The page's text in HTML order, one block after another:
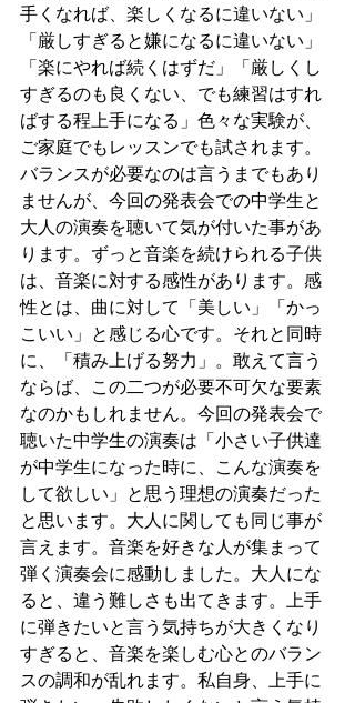
手くなれば、楽しくなるに違いない」
「厳しすぎると嫌になるに違いない」
「楽にやれば続くはずだ」「厳しくし
すぎるのも良くない、でも練習はすれ
ばする程上手になる」色々な実験が、
ご家庭でもレッスンでも試されます。
バランスが必要なのは言うまでもあり
ませんが、今回の発表会での中学生と
大人の演奏を聴いて気が付いた事があ
ります。ずっと音楽を続けられる子供
は、音楽に対する感性があります。感
性とは、曲に対して「美しい」「かっ
こいい」と感じる心です。それと同時
に、「積み上げる努力」。敢えて言う
ならば、この二つが必要不可欠な要素
なのかもしれません。今回の発表会で
聴いた中学生の演奏は「小さい子供達
が中学生になった時に、こんな演奏を
して欲しい」と思う理想の演奏だった
と思います。大人に関しても同じ事が
言えます。音楽を好きな人が集まって
弾く演奏会に感動しました。大人にな
ると、違う難しさも出てきます。上手
に弾きたいと言う気持ちが大きくなり
すぎると、音楽を楽しむ心とのバラン
スの調和が乱れます。私自身、上手に